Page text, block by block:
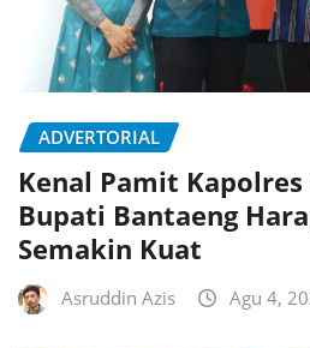
ADVERTORIAL
Kenal Pamit Kapolres
Bupati Bantaeng
Semakin Kuat
Asruddin Azis Agu 4,